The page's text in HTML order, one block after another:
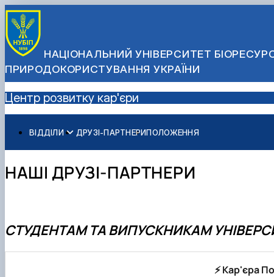
НАЦІОНАЛЬНИЙ УНІВЕРСИТЕТ
ПРИРОДОКОРИСТУВАННЯ УКРАЇНИ
Центр розвитку кар'єри
ВІДДІЛИ
Підготовче відділення
Відділ працевлаштування та зв'язків з роботодавцями
ДРУЗІ-ПАРТНЕРИПОЛОЖЕННЯ
НАШІ ДРУЗІ-ПАРТНЕРИ
СТУДЕНТАМ ТА ВИПУСКНИКАМ
⚡ Кар'єра